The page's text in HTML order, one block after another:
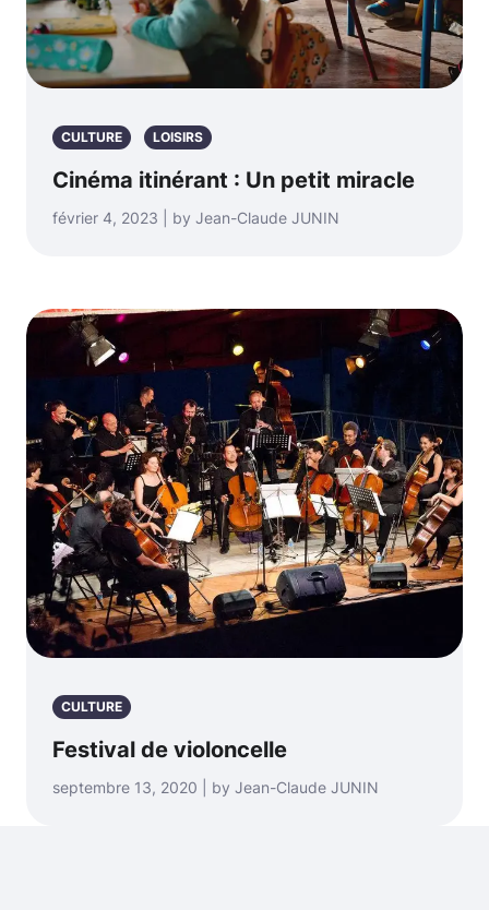
CULTURE LOISIRS
Cinéma itinérant : Un petit miracle
février 4, 2023 | by Jean-Claude JUNIN
CULTURE
Festival de violoncelle
septembre 13, 2020 | by Jean-Claude JUNIN